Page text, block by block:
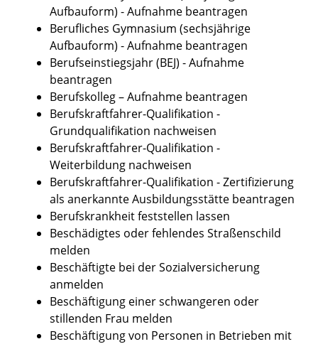
Aufbauform) - Aufnahme beantragen
Berufliches Gymnasium (sechsjährige
Aufbauform) - Aufnahme beantragen
Berufseinstiegsjahr (BEJ) - Aufnahme
beantragen
Berufskolleg – Aufnahme beantragen
Berufskraftfahrer-Qualifikation -
Grundqualifikation nachweisen
Berufskraftfahrer-Qualifikation -
Weiterbildung nachweisen
Berufskraftfahrer-Qualifikation - Zertifizierung
als anerkannte Ausbildungsstätte beantragen
Berufskrankheit feststellen lassen
Beschädigtes oder fehlendes Straßenschild
melden
Beschäftigte bei der Sozialversicherung
anmelden
Beschäftigung einer schwangeren oder
stillenden Frau melden
Beschäftigung von Personen in Betrieben mit